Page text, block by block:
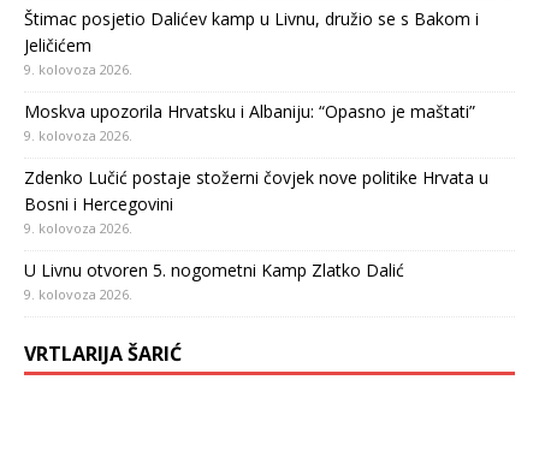
Štimac posjetio Dalićev kamp u Livnu, družio se s Bakom i
Jeličićem
9. kolovoza 2026.
Moskva upozorila Hrvatsku i Albaniju: “Opasno je maštati”
9. kolovoza 2026.
Zdenko Lučić postaje stožerni čovjek nove politike Hrvata u
Bosni i Hercegovini
9. kolovoza 2026.
U Livnu otvoren 5. nogometni Kamp Zlatko Dalić
9. kolovoza 2026.
VRTLARIJA ŠARIĆ